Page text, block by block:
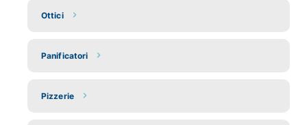
Ottici
Panificatori
Pizzerie